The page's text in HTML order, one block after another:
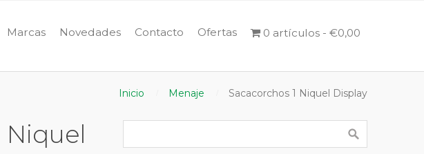
Marcas Novedades Contacto Ofertas 0 artículos €0,00
Inicio Menaje Sacacorchos 1 Niquel Display
Niquel